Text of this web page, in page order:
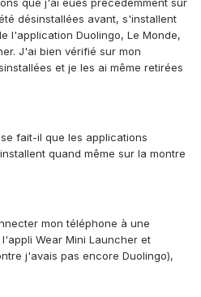
que j'ai eues précédemment sur
désinstallées avant, s'installent
l'application Duolingo, Le Monde,
J'ai bien vérifié sur mon
et je les ai même retirées
fait-il que les applications
quand même sur la montre
mon téléphone à une
Wear Mini Launcher et
j'avais pas encore Duolingo),